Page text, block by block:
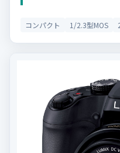
コンパクト 1/2.3型MOS